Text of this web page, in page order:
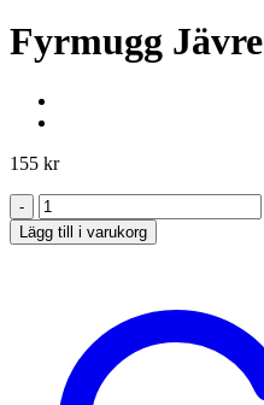
Fyrmugg Jävre
155 kr
Fyrmugg
Jävre
mängd
Lägg till i varukorg